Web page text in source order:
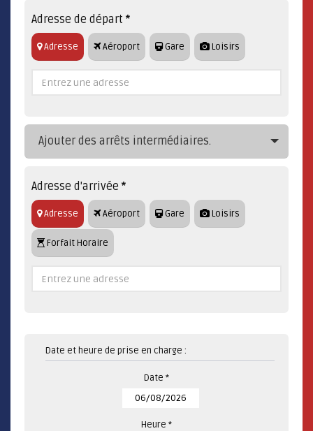
Adresse de départ *
Adresse Aéroport Gare Loisirs
Ajouter des arrêts intermédiaires.
Adresse d'arrivée *
Adresse Aéroport Gare Loisirs
Forfait Horaire
Date et heure de prise en charge :
Date *
Heure *